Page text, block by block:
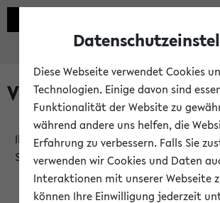
Verlauf
Ihr Verlauf ist leer. Er wird sich im Verlauf
Sitzung füllen.
Diese Webseite verwendet Cookies
Technologien. Einige davon sind
Funktionalität der Website zu
während andere uns helfen, die
Erfahrung zu verbessern. Falls Sie
verwenden wir Cookies und Daten
Interaktionen mit unserer Webseite
können Ihre Einwilligung jederzeit